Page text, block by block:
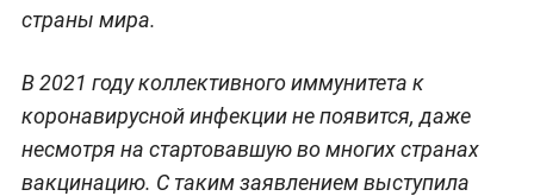
страны мира.
В 2021 году коллективного иммунитета к
коронавирусной инфекции не появится, даже
несмотря на стартовавшую во многих странах
вакцинацию. С таким заявлением выступила